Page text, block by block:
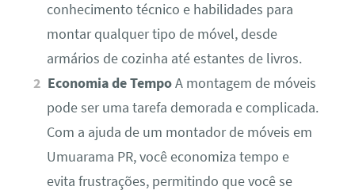
conhecimento técnico e habilidades para
montar qualquer tipo de móvel, desde
armários de cozinha até estantes de livros.
Economia de TempoA montagem de móveis
pode ser uma tarefa demorada e complicada.
Com a ajuda de um montador de móveis em
Umuarama PR, você economiza tempo e
evita frustrações, permitindo que você se